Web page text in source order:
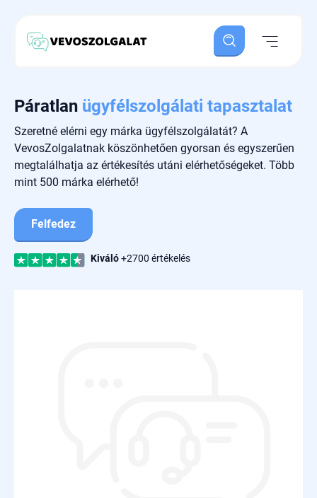
Páratlan ügyfélszolgálati tapasztalat
Szeretné elérni egy márka ügyfélszolgálatát? A
VevosZolgalatnak köszönhetően gyorsan és egyszerűen
megtalálhatja az értékesítés utáni elérhetőségeket. Több
mint 500 márka elérhető!
Felfedez
Kiváló+2700 értékelés